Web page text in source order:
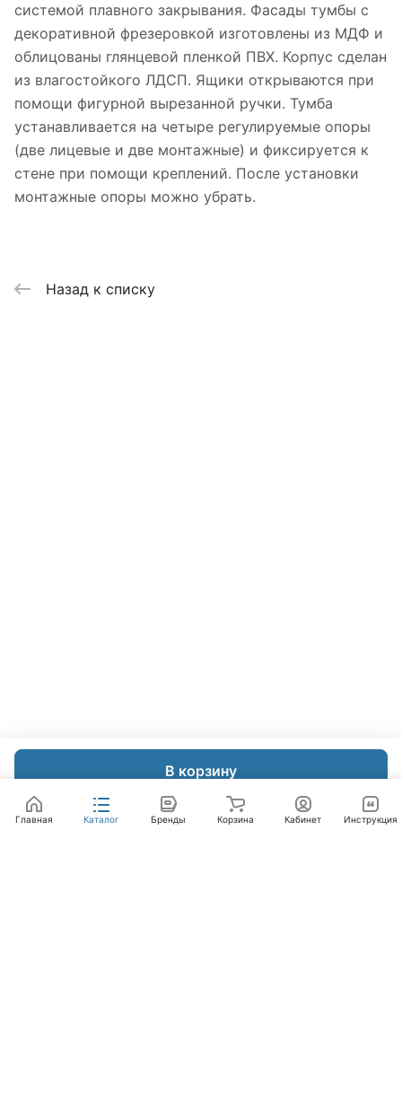
В корзину
системой плавного закрывания. Фасады тумбы с
декоративной фрезеровкой изготовлены из МДФ и
облицованы глянцевой пленкой ПВХ. Корпус сделан
из влагостойкого ЛДСП. Ящики открываются при
помощи фигурной вырезанной ручки. Тумба
устанавливается на четыре регулируемые опоры
(две лицевые и две монтажные) и фиксируется к
стене при помощи креплений. После установки
монтажные опоры можно убрать.
Назад к списку
Главная Каталог Бренды Корзина Кабинет Инструкция